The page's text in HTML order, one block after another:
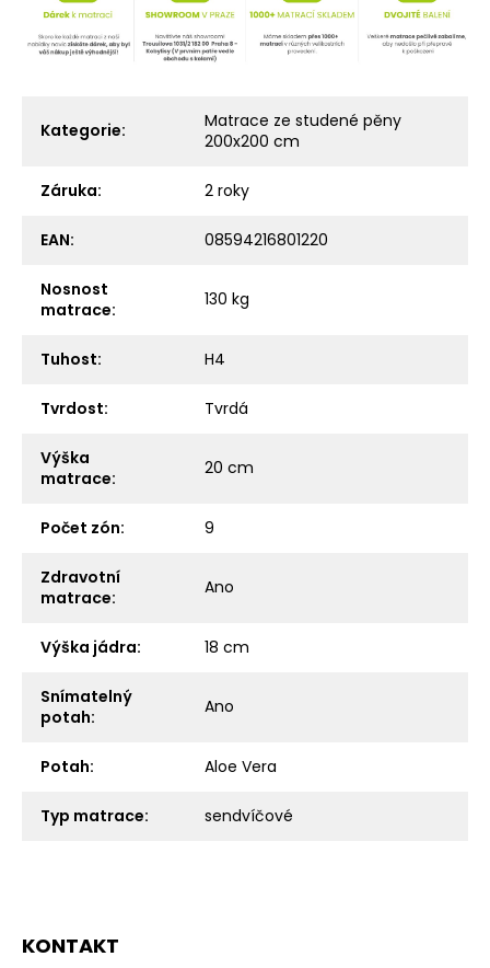
Kategorie:
Matrace ze studené pěny
200x200 cm
Záruka: 2 roky
EAN: 08594216801220
Nosnost
matrace: 130 kg
Tuhost: H4
Tvrdost: Tvrdá
Výška
matrace: 20 cm
Počet zón: 9
Zdravotní
matrace: Ano
Výška jádra: 18 cm
Snímatelný
potah: Ano
Potah: Aloe Vera
Typ matrace: sendvíčové
KONTAKT